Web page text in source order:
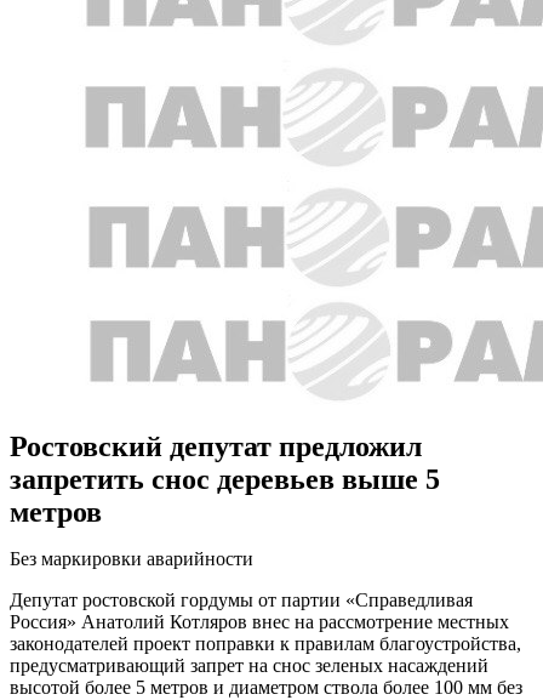
Ростовский депутат предложил
запретить снос деревьев выше 5
метров
Без маркировки аварийности
Депутат ростовской гордумы от партии «Справедливая
Россия» Анатолий Котляров внес на рассмотрение местных
законодателей проект поправки к правилам благоустройства,
предусматривающий запрет на снос зеленых насаждений
высотой более 5 метров и диаметром ствола более 100 мм без